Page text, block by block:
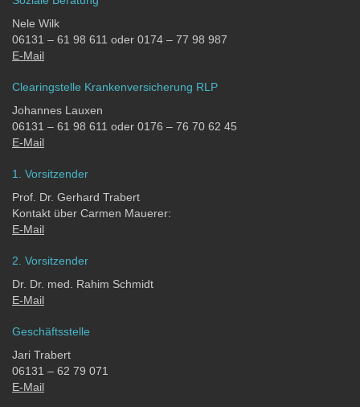
Nele Wilk
06131 – 61 98 611 oder 0174 – 77 98 987
E-Mail
Clearingstelle Krankenversicherung RLP
Johannes Lauxen
06131 – 61 98 611 oder 0176 – 76 70 62 45
E-Mail
1. Vorsitzender
Prof. Dr. Gerhard Trabert
Kontakt über Carmen Mauerer:
E-Mail
2. Vorsitzender
Dr. Dr. med. Rahim Schmidt
E-Mail
Geschäftsstelle
Jari Trabert
06131 – 62 79 071
E-Mail